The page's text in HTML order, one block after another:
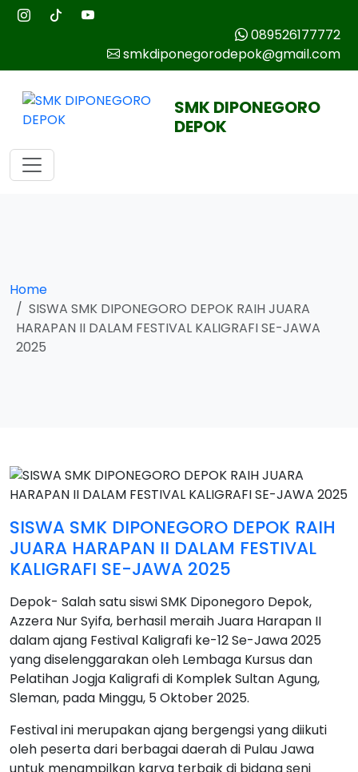
089526177772
smkdiponegorodepok@gmail.com
SMK DIPONEGORO
DEPOK
Home
SISWA SMK DIPONEGORO DEPOK RAIH JUARA
HARAPAN II DALAM FESTIVAL KALIGRAFI SE-JAWA
2025
SISWA SMK DIPONEGORO DEPOK RAIH
JUARA HARAPAN II DALAM FESTIVAL
KALIGRAFI SE-JAWA 2025
Depok- Salah satu siswi SMK Diponegoro Depok,
Azzera Nur Syifa, berhasil meraih Juara Harapan II
dalam ajang Festival Kaligrafi ke-12 Se-Jawa 2025
yang diselenggarakan oleh Lembaga Kursus dan
Pelatihan Jogja Kaligrafi di Komplek Sultan Agung,
Sleman, pada Minggu, 5 Oktober 2025.
Festival ini merupakan ajang bergengsi yang diikuti
oleh peserta dari berbagai daerah di Pulau Jawa